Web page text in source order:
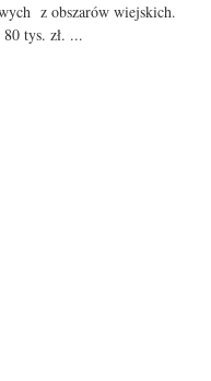
z obszarów wiejskich.
tys. zł. ...